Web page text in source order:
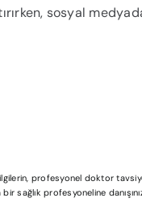
sosyal
profesyonel doktor
sağlık profesyoneline